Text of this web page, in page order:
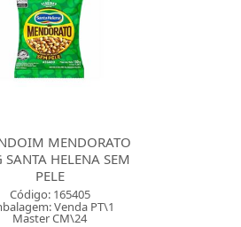
MENDORATO
SANTA HELENA SEM
PELE
Código: 165405
Venda PT\1
Master CM\24